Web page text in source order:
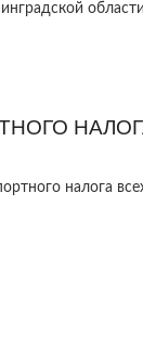
области
налога